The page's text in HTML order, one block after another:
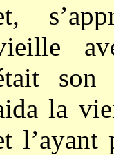
la
l’ayant